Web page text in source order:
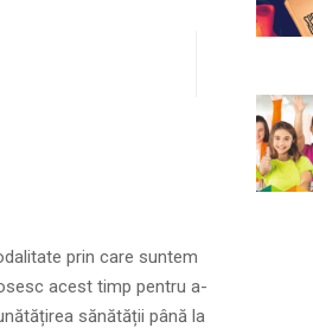
prin care suntem
acest timp pentru a-
sănătății până la